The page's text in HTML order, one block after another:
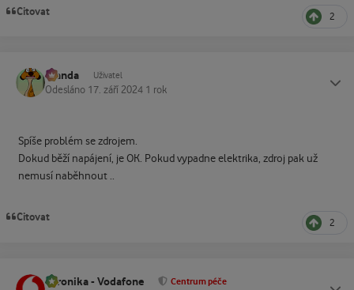
Citovat 2
Standa Uživatel
Odesláno 17. září 2024 1 rok
Spíše problém se zdrojem.
Dokud běží napájení, je OK. Pokud vypadne elektrika, zdroj pak už
nemusí naběhnout ..
Citovat 2
Veronika - Vodafone Centrum péče